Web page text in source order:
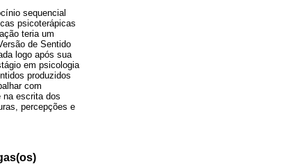
sequencial
psicoterápicas
teria um
de Sentido
logo após sua
em psicologia
produzidos
com
na escrita dos
percepções e